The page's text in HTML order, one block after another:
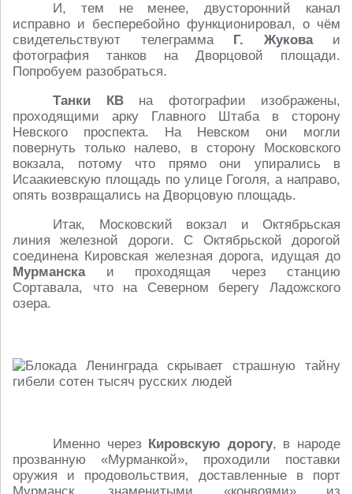
И, тем не менее, двусторонний канал
исправно и бесперебойно функционировал, о чём
свидетельствуют телеграмма Г. Жуковаи
фотография танков на Дворцовой площади.
Попробуем разобраться.
Танки КВна фотографии изображены,
проходящими арку Главного Штаба в сторону
Невского проспекта. На Невском они могли
повернуть только налево, в сторону Московского
вокзала, потому что прямо они упирались в
Исаакиевскую площадь по улице Гоголя, а направо,
опять возвращались на Дворцовую площадь.
Итак, Московский вокзал и Октябрьская
линия железной дороги. С Октябрьской дорогой
соединена Кировская железная дорога, идущая до
Мурманскаи проходящая через станцию
Сортавала, что на Северном берегу Ладожского
озера.
Именно через Кировскую дорогу, в народе
прозванную «Мурманкой», проходили поставки
оружия и продовольствия, доставленные в порт